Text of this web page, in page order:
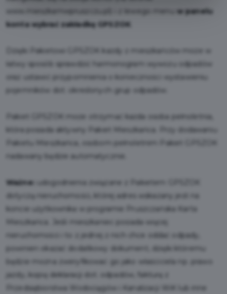
w panelu
konta wybrać zakładkę GPSZOK
Dzięki Pakietowi GPSZOK każdy z mieszkańców może w
łatwy sposób sprawdzić harmonogram wywozu odpadów
oraz ustawić przypomnienia o konieczności wystawieniu
pojemników dot. określonych grup odpadów.
Pakiet GPSZOK może otrzymać każda osoba pełnoletnia,
która posiada aktywny Pakiet Mieszkańca. Przy dodawaniu
Pakietu Mieszkańca, osobom pełnoletnim Pakiet GPSZOK
nadawany będzie automatycznie.
Ważne:
udogodnienia związane z Pakietem GPSZOK
dotyczą nieruchomości, której adres wskazany jest na
koncie użytkownika w programie Pruszczańska Karta
Mieszkańca. Jeśli mieszkaniec posiada więcej
nieruchomości i to z jednej z nich chce oddać odpady,
powinien okazać dodatkowy dokument, dzięki któremu
będzie można zweryfikować go jako właściciela np. prawo
jazdy, kopię deklaracji dot. odpadów, fakturę z
Przedsiębiorstwa Wodociągów i Kanalizacji WiK lub inne